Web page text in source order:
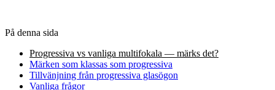
På denna sida
Progressiva vs vanliga multifokala — märks det?
Märken som klassas som progressiva
Tillvänjning från progressiva glasögon
Vanliga frågor